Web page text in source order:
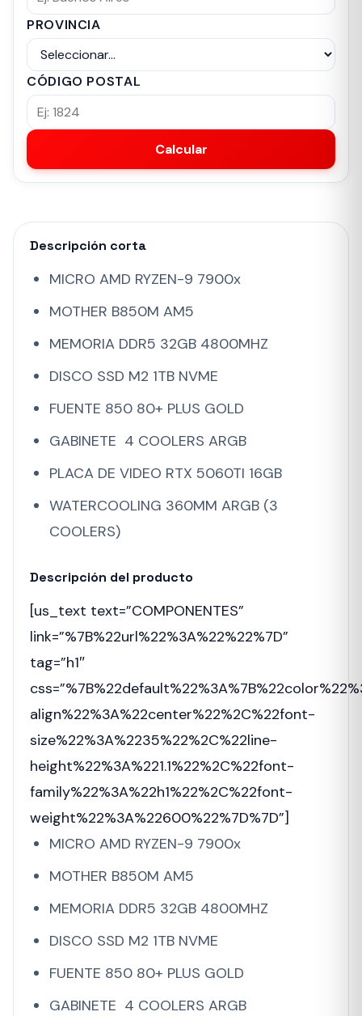
PROVINCIA
CÓDIGO POSTAL
Calcular
Descripción corta
MICRO AMD RYZEN-9 7900x
MOTHER B850M AM5
MEMORIA DDR5 32GB 4800MHZ
DISCO SSD M2 1TB NVME
FUENTE 850 80+ PLUS GOLD
GABINETE 4 COOLERS ARGB
PLACA DE VIDEO RTX 5060TI 16GB
WATERCOOLING 360MM ARGB (3
COOLERS)
Descripción del producto
[us_text text=”COMPONENTES”
link=”%7B%22url%22%3A%22%22%7D”
tag=”h1″
align%22%3A%22center%22%2C%22font-
size%22%3A%2235%22%2C%22line-
height%22%3A%221.1%22%2C%22font-
family%22%3A%22h1%22%2C%22font-
weight%22%3A%22600%22%7D%7D”]
MICRO AMD RYZEN-9 7900x
MOTHER B850M AM5
MEMORIA DDR5 32GB 4800MHZ
DISCO SSD M2 1TB NVME
FUENTE 850 80+ PLUS GOLD
GABINETE 4 COOLERS ARGB